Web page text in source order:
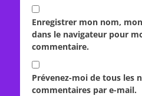
Enregistrer mon nom,
dans le navigateur pour
commentaire.
Prévenez-moi de tous les
commentaires par e-mail.